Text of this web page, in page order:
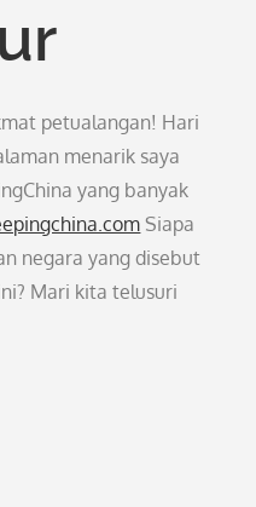
petualangan! Hari
menarik saya
yang banyak
Siapa
negara yang disebut
Mari kita telusuri